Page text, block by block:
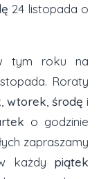
24 listopada o
tym roku na
Roraty
wtorek środę i
o godzinie
zapraszamy
każdy piątek